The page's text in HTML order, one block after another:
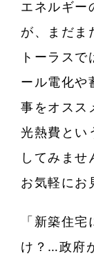
エネルギー
が、まだま
トーラス
ール電化や
事をオスス
光熱費とい
してみませ
お気軽にお
「新築住
け？…政府